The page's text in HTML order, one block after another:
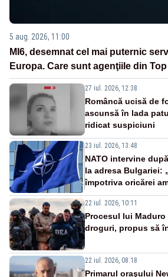
5 aug. 2026, 11:00
MI6, desemnat cel mai puternic
Europa. Care sunt agenţiile din Top
27 iul. 2026, 12:38
Româncă ucisă de
ascunsă în lada
ridicat suspiciuni
23 iul. 2026, 13:48
NATO intervine
la adresa Bulgariei:
împotriva oricărei
22 iul. 2026, 10:11
Procesul lui
droguri, propus să
22 iul. 2026, 08:18
Primarul oraşului